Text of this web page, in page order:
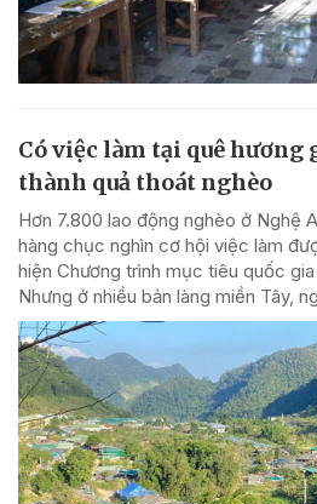
Có việc làm tại quê hương
thành quả thoát nghèo
Hơn 7.800 lao động nghèo ở Nghệ
hàng chục nghìn cơ hội việc làm
hiện Chương trình mục tiêu quốc
Nhưng ở nhiều bản làng miền Tây,